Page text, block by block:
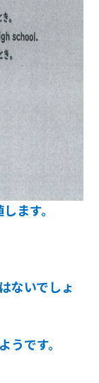
ます。
ないでしょ
うです。